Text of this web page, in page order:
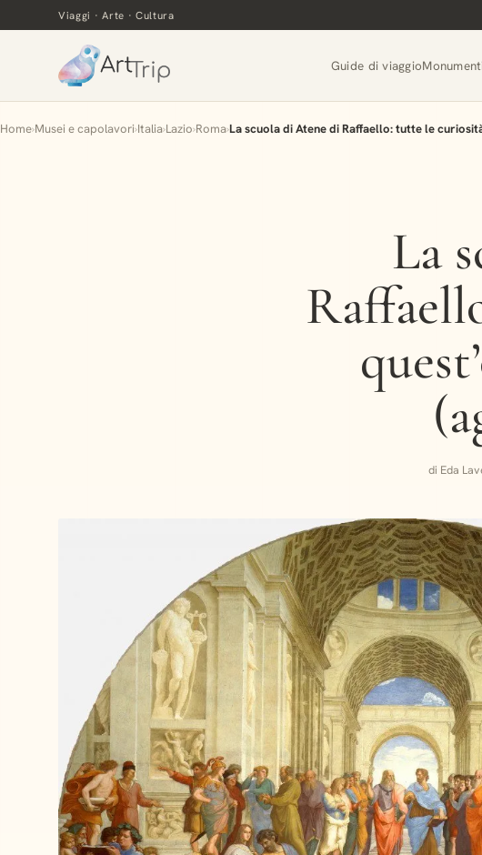
Viaggi · Arte · Cultura
Guide di viaggio
Home›Musei e capolavori›Italia›Lazio›Roma›La scuola di Atene di Raffaello: tutte le
La
di Eda